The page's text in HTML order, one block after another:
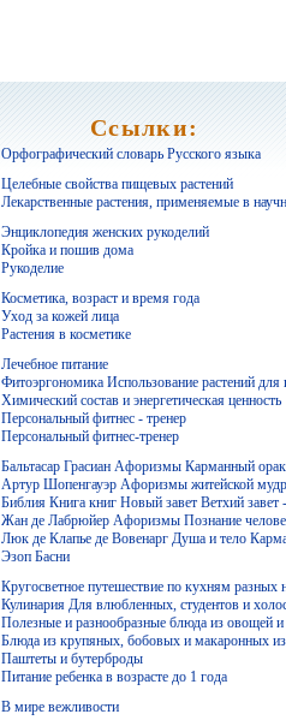
Ссылки:
Орфографический словарь Русского языка
Целебные свойства пищевых растений
Лекарственные растения, применяемые в
Энциклопедия женских рукоделий
Кройка и пошив дома
Рукоделие
Косметика, возраст и время года
Уход за кожей лица
Растения в косметике
Лечебное питание
Фитоэргономика Использование растений
Химический состав и энергетическая
Персональный фитнес - тренер
Персональный фитнес-тренер
Бальтасар Грасиан Афоризмы Карманный
Артур Шопенгауэр Афоризмы житейской
Библия Книга книг Новый завет Ветхий завет
Жан де Лабрюйер Афоризмы Познание
Люк де Клапье де Вовенарг Душа и тело
Эзоп Басни
Кругосветное путешествие по кухням разных
Кулинария Для влюбленных, студентов и
Полезные и разнообразные блюда из овощей
Блюда из крупяных, бобовых и макаронных
Паштеты и бутерброды
Питание ребенка в возрасте до 1 года
В мире вежливости